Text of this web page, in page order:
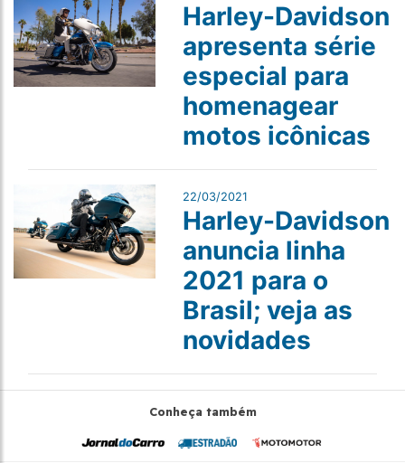
Harley-Davidson
apresenta série
especial para
homenagear
motos icônicas
22/03/2021
Harley-Davidson
anuncia linha
2021 para o
Brasil; veja as
novidades
Conheça também